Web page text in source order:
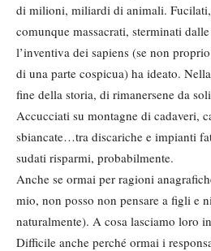
di milioni, miliardi di animali.
comunque massacrati, sterminati
l’inventiva dei sapiens (se non
di una parte cospicua) ha ideato.
fine della storia, di rimanersene da
Accucciati su montagne di cadaveri,
sbiancate…tra discariche e impianti
sudati risparmi, probabilmente.
Anche se ormai per ragioni
mio, non posso non pensare a figli e
naturalmente). A cosa lasciamo loro
Difficile anche perché ormai i